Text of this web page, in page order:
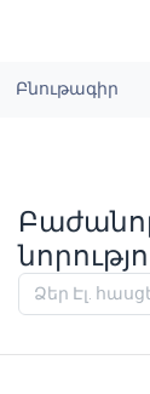
Բնութագիր